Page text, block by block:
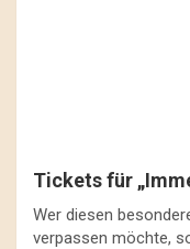
Tickets für
Wer diesen
verpassen möchte,